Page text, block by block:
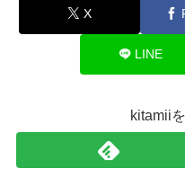
X
LINE
kitamii